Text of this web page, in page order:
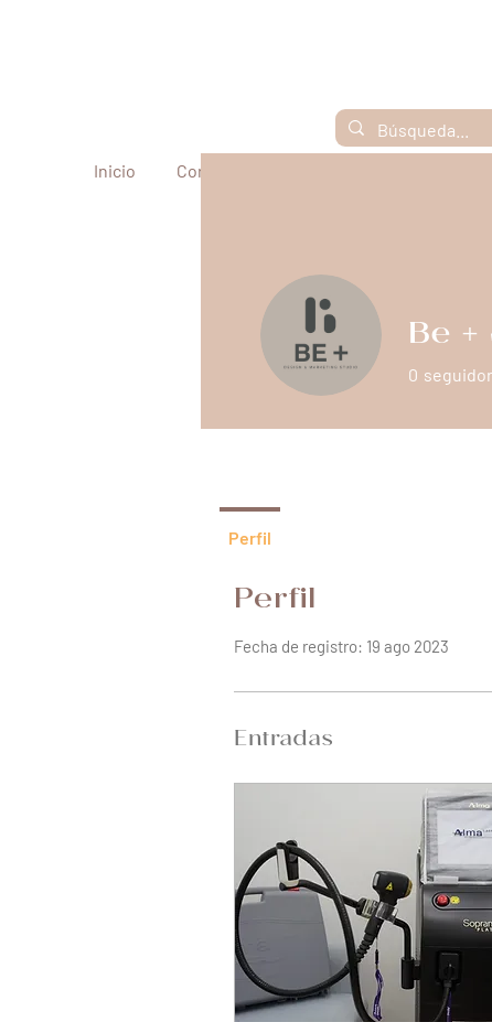
Inicio Corporal
Perfil
Perfil
Fecha de registro: 19 ago 2023
Entradas
Be +
0